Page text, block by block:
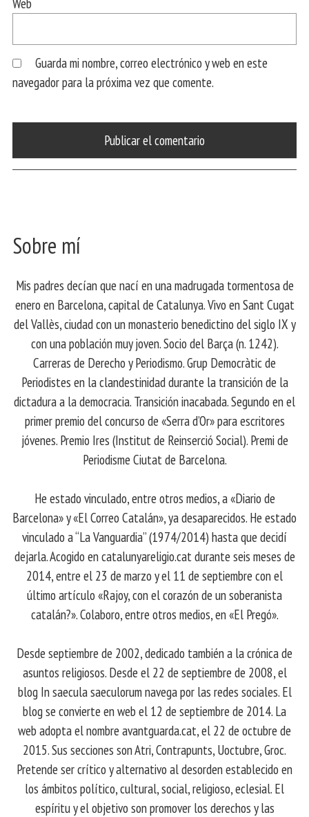
Guarda mi nombre, correo electrónico y web en este
navegador para la próxima vez que comente.
Sobre mí
Mis padres decían que nací en una madrugada tormentosa de
enero en Barcelona, ​​capital de Catalunya. Vivo en Sant Cugat
del Vallès, ciudad con un monasterio benedictino del siglo IX y
con una población muy joven. Socio del Barça (n. 1242).
Carreras de Derecho y Periodismo. Grup Democràtic de
Periodistes en la clandestinidad durante la transición de la
dictadura a la democracia. Transición inacabada. Segundo en el
primer premio del concurso de «Serra d’Or» para escritores
jóvenes. Premio Ires (Institut de Reinserció Social). Premi de
Periodisme Ciutat de Barcelona.
He estado vinculado, entre otros medios, a «Diario de
Barcelona» y «El Correo Catalán», ya desaparecidos. He estado
vinculado a “La Vanguardia” (1974/2014) hasta que decidí
dejarla. Acogido en catalunyareligio.cat durante seis meses de
2014, entre el 23 de marzo y el 11 de septiembre con el
último artículo «Rajoy, con el corazón de un soberanista
catalán?». Colaboro, entre otros medios, en «El Pregó».
Desde septiembre de 2002, dedicado también a la crónica de
asuntos religiosos. Desde el 22 de septiembre de 2008, el
blog In saecula saeculorum navega por las redes sociales. El
blog se convierte en web el 12 de septiembre de 2014. La
web adopta el nombre avantguarda.cat, el 22 de octubre de
2015. Sus secciones son Atri, Contrapunts, Uoctubre, Groc.
Pretende ser crítico y alternativo al desorden establecido en
los ámbitos político, cultural, social, religioso, eclesial. El
espíritu y el objetivo son promover los derechos y las